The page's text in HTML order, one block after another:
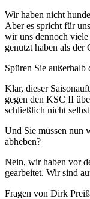
Wir haben nicht
Aber es spricht für
wir uns dennoch viele
genutzt haben als der
Spüren Sie
Klar, dieser
gegen den KSC II
schließlich nicht
Und Sie müssen nun
abheben?
Nein, wir haben vor
gearbeitet. Wir sind
Fragen von Dirk Preiß